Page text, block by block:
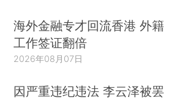
海外金融专才回流香港 外籍
工作签证翻倍
2026年08月07日
因严重违纪违法 李云泽被罢